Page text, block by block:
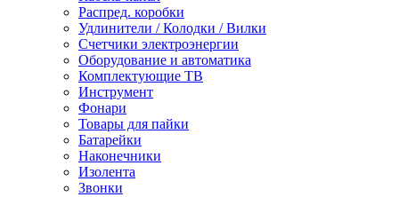
Распред. коробки
Удлинители / Колодки / Вилки
Счетчики электроэнергии
Оборудование и автоматика
Комплектующие ТВ
Инструмент
Фонари
Товары для пайки
Батарейки
Наконечники
Изолента
Звонки